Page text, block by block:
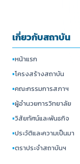
เกี่ยวกับสถาบัน
▪หน้าแรก
▪โครงสร้างสถาบัน
▪คณะกรรมการสภาฯ
▪ผู้อำนวยการวิทยาลัย
▪วิสัยทัศน์และพันธกิจ
▪ประวัติและความเป็นมา
▪ตราประจำสถาบันฯ